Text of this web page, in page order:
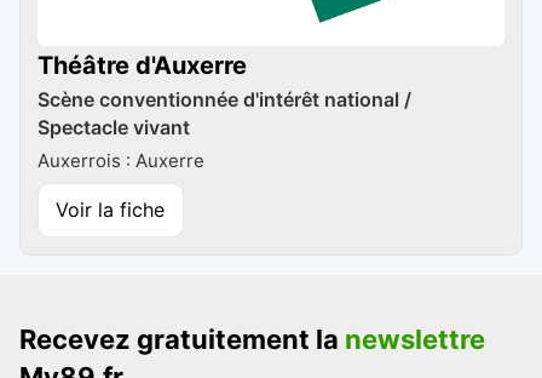
Théâtre d'Auxerre
Scène conventionnée d'intérêt national /
Spectacle vivant
Auxerrois : Auxerre
Voir la fiche
Recevez gratuitement la newslettre